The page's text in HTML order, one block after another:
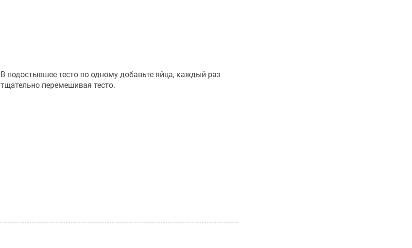
В подостывшее тесто по одному добавьте яйца, каждый раз
тщательно перемешивая тесто.